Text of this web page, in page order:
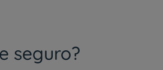
seguro?